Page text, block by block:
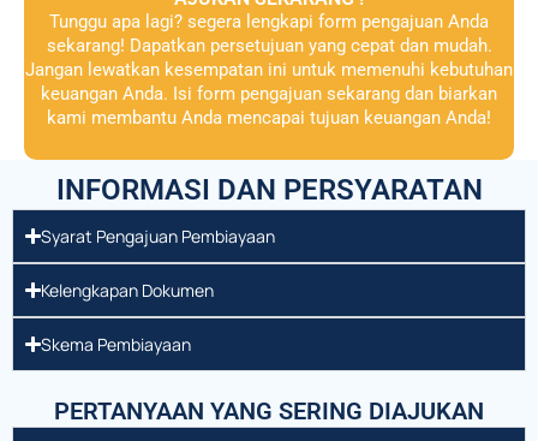
Tunggu apa lagi? segera lengkapi form pengajuan Anda
sekarang! Dapatkan persetujuan yang cepat dan mudah.
Jangan lewatkan kesempatan ini untuk memenuhi kebutuhan
keuangan Anda. Isi form pengajuan sekarang dan biarkan
kami membantu Anda mencapai tujuan keuangan Anda!
INFORMASI DAN PERSYARATAN
Syarat Pengajuan Pembiayaan
Kelengkapan Dokumen
Skema Pembiayaan
PERTANYAAN YANG SERING DIAJUKAN